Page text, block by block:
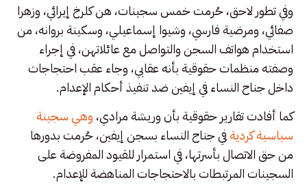
وفي تطور لاحق، حُرمت خمس سجينات، هن كلرخ إيرائي، وزهرا
صفائي، ومرضية فارسي، وشيوا إسماعيلي، وسكينة بروانه، من
استخدام هواتف السجن والتواصل مع عائلاتهن، في إجراء
وصفته منظمات حقوقية بأنه عقابي، وجاء عقب احتجاجات
داخل جناح النساء في إيفين ضد تنفيذ أحكام الإعدام.
كما أفادت تقارير حقوقية بأن وریشة مرادي، وهي سجينة
سياسية كرديةفي جناح النساء بسجن إيفين، حُرمت بدورها
من حق الاتصال بأسرتها، في استمرار للقيود المفروضة على
السجينات المرتبطات بالاحتجاجات المناهضة للإعدام.